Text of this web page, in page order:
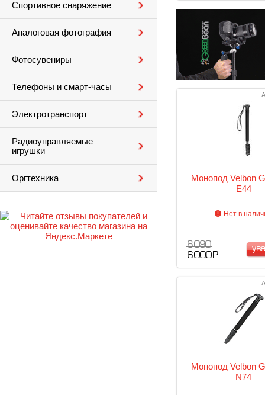
Спортивное снаряжение
Аналоговая фотография
Фотосувениры
Телефоны и смарт-часы
Электротранспорт
Радиоуправляемые
игрушки
Оргтехника
Монопод Velbon
E44
Нет в
6 090
6 000 Р
Монопод Velbon
N74